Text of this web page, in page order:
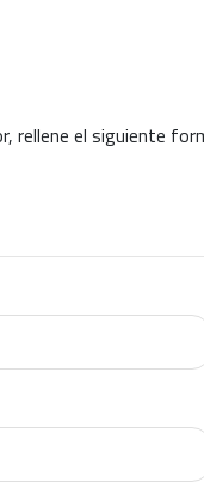
el siguiente